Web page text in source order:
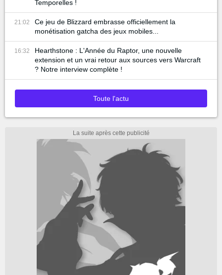
Temporelles !
21:02
Ce jeu de Blizzard embrasse officiellement la
monétisation gatcha des jeux mobiles...
16:32
Hearthstone : L'Année du Raptor, une nouvelle
extension et un vrai retour aux sources vers Warcraft
? Notre interview complète !
Toute l'actu